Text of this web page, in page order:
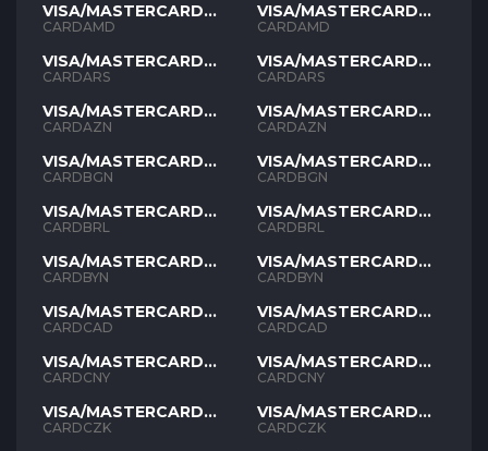
VISA/MASTERCARD
AMD
CARDAMD
VISA/MASTERCARD
ARS
CARDARS
VISA/MASTERCARD
AZN
CARDAZN
VISA/MASTERCARD
BGN
CARDBGN
VISA/MASTERCARD
BRL
CARDBRL
VISA/MASTERCARD
BYN
CARDBYN
VISA/MASTERCARD
CAD
CARDCAD
VISA/MASTERCARD
CNY
CARDCNY
VISA/MASTERCARD
CZK
CARDCZK
VISA/MASTERCARD
AMD
CARDAMD
VISA/MASTERCARD
ARS
CARDARS
VISA/MASTERCARD
AZN
CARDAZN
VISA/MASTERCARD
BGN
CARDBGN
VISA/MASTERCARD
BRL
CARDBRL
VISA/MASTERCARD
BYN
CARDBYN
VISA/MASTERCARD
CAD
CARDCAD
VISA/MASTERCARD
CNY
CARDCNY
VISA/MASTERCARD
CZK
CARDCZK